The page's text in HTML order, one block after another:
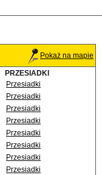
Pokaż na mapie
PRZESIADKI
Przesiadki
Przesiadki
Przesiadki
Przesiadki
Przesiadki
Przesiadki
Przesiadki
Przesiadki